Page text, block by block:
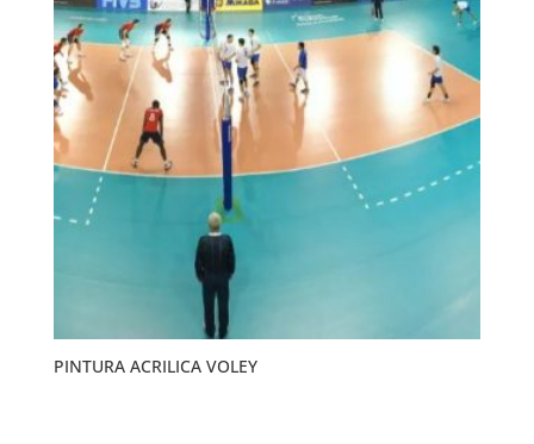
PINTURA ACRILICA VOLEY